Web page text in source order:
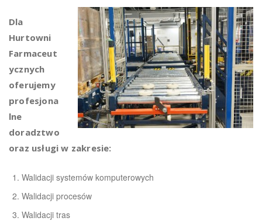
Dla
Hurtowni
Farmaceut
ycznych
oferujemy
profesjona
lne
doradztwo
oraz usługi w zakresie:
Walidacji systemów komputerowych
Walidacji procesów
Walidacji tras